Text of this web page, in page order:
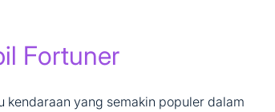
Fortuner
kendaraan yang semakin populer dalam